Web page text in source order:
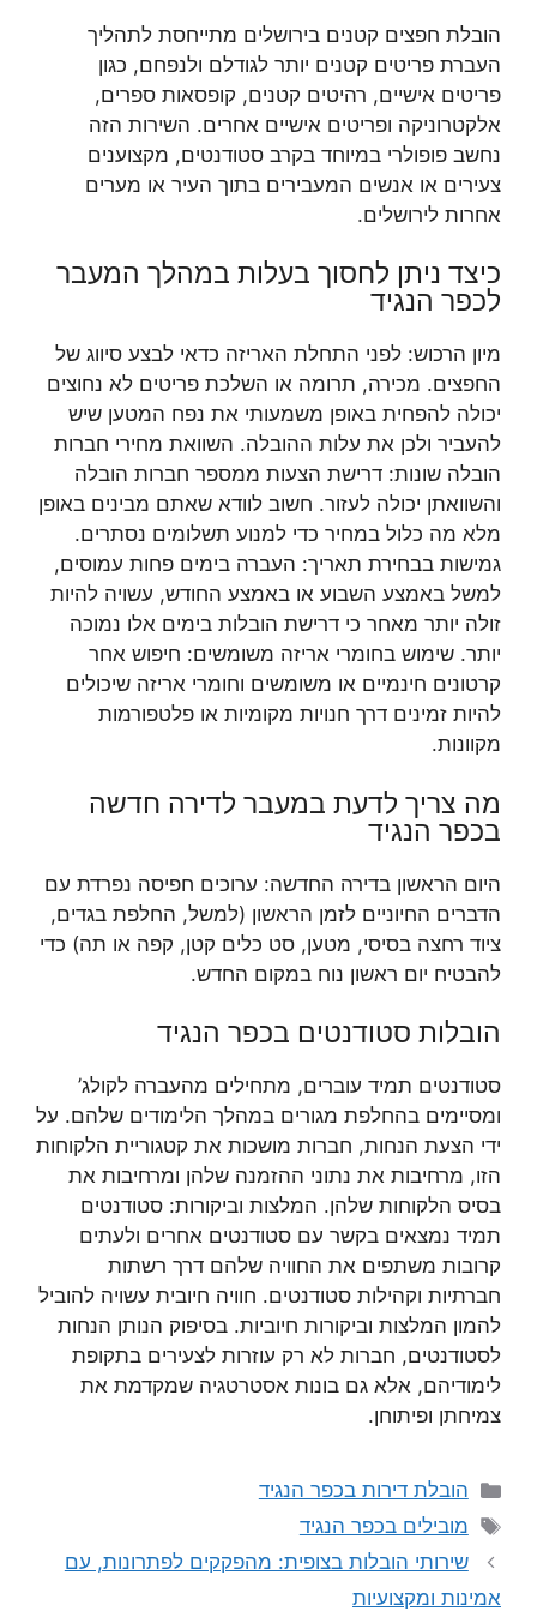
הובלת חפצים קטנים בירושלים מתייחסת לתהליך
העברת פריטים קטנים יותר לגודלם ולנפחם, כגון
פריטים אישיים, רהיטים קטנים, קופסאות ספרים,
אלקטרוניקה ופריטים אישיים אחרים. השירות הזה
נחשב פופולרי במיוחד בקרב סטודנטים, מקצוענים
צעירים או אנשים המעבירים בתוך העיר או מערים
אחרות לירושלים.
כיצד ניתן לחסוך בעלות במהלך המעבר
לכפר הנגיד
מיון הרכוש: לפני התחלת האריזה כדאי לבצע סיווג של
החפצים. מכירה, תרומה או השלכת פריטים לא נחוצים
יכולה להפחית באופן משמעותי את נפח המטען שיש
להעביר ולכן את עלות ההובלה. השוואת מחירי חברות
הובלה שונות: דרישת הצעות ממספר חברות הובלה
והשוואתן יכולה לעזור. חשוב לוודא שאתם מבינים באופן
מלא מה כלול במחיר כדי למנוע תשלומים נסתרים.
גמישות בבחירת תאריך: העברה בימים פחות עמוסים,
למשל באמצע השבוע או באמצע החודש, עשויה להיות
זולה יותר מאחר כי דרישת הובלות בימים אלו נמוכה
יותר. שימוש בחומרי אריזה משומשים: חיפוש אחר
קרטונים חינמיים או משומשים וחומרי אריזה שיכולים
להיות זמינים דרך חנויות מקומיות או פלטפורמות
מקוונות.
מה צריך לדעת במעבר לדירה חדשה
בכפר הנגיד
היום הראשון בדירה החדשה: ערוכים חפיסה נפרדת עם
הדברים החיוניים לזמן הראשון (למשל, החלפת בגדים,
ציוד רחצה בסיסי, מטען, סט כלים קטן, קפה או תה) כדי
להבטיח יום ראשון נוח במקום החדש.
הובלות סטודנטים בכפר הנגיד
סטודנטים תמיד עוברים, מתחילים מהעברה לקולג’
ומסיימים בהחלפת מגורים במהלך הלימודים שלהם. על
ידי הצעת הנחות, חברות מושכות את קטגוריית הלקוחות
הזו, מרחיבות את נתוני ההזמנה שלהן ומרחיבות את
בסיס הלקוחות שלהן. המלצות וביקורות: סטודנטים
תמיד נמצאים בקשר עם סטודנטים אחרים ולעתים
קרובות משתפים את החוויה שלהם דרך רשתות
חברתיות וקהילות סטודנטים. חוויה חיובית עשויה להוביל
להמון המלצות וביקורות חיוביות. בסיפוק הנותן הנחות
לסטודנטים, חברות לא רק עוזרות לצעירים בתקופת
לימודיהם, אלא גם בונות אסטרטגיה שמקדמת את
צמיחתן ופיתוחן.
קטגוריות
הובלת דירות בכפר הנגיד
תגיות
מובילים בכפר הנגיד
שירותי הובלות בצופית: מהפקקים לפתרונות, עם
אמינות ומקצועיות